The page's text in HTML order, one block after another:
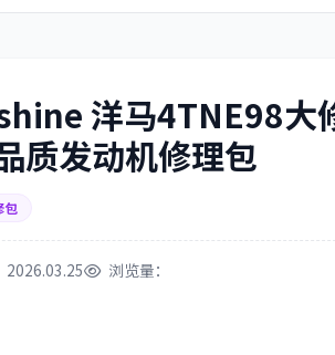
洋马4TNE98大
质发动机修理包
包
2026.03.25 浏览量：